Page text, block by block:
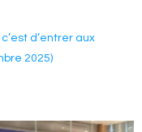
d’entrer aux
2025)